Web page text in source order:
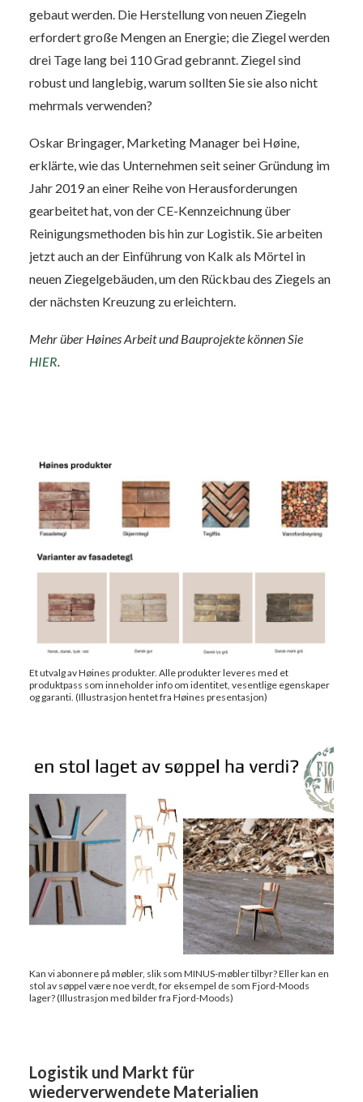
gebaut werden. Die Herstellung von neuen Ziegeln
erfordert große Mengen an Energie; die Ziegel werden
drei Tage lang bei 110 Grad gebrannt. Ziegel sind
robust und langlebig, warum sollten Sie sie also nicht
mehrmals verwenden?
Oskar Bringager, Marketing Manager bei Høine,
erklärte, wie das Unternehmen seit seiner Gründung im
Jahr 2019 an einer Reihe von Herausforderungen
gearbeitet hat, von der CE-Kennzeichnung über
Reinigungsmethoden bis hin zur Logistik. Sie arbeiten
jetzt auch an der Einführung von Kalk als Mörtel in
neuen Ziegelgebäuden, um den Rückbau des Ziegels an
der nächsten Kreuzung zu erleichtern.
Mehr über Høines Arbeit und Bauprojekte können Sie
HIER.
Et utvalg av Høines produkter. Alle produkter leveres med et
produktpass som inneholder info om identitet, vesentlige egenskaper
og garanti. (Illustrasjon hentet fra Høines presentasjon)
Kan vi abonnere på møbler, slik som MINUS-møbler tilbyr? Eller kan en
stol av søppel være noe verdt, for eksempel de som Fjord-Moods
lager? (Illustrasjon med bilder fra Fjord-Moods)
Logistik und Markt für
wiederverwendete Materialien